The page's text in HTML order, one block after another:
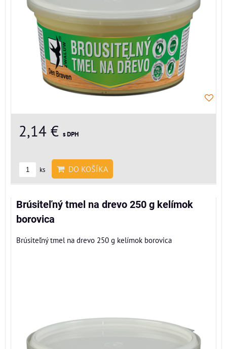
2,14 € s DPH
ks DO KOŠÍKA
Brúsiteľný tmel na drevo 250 g kelímok
borovica
Brúsiteľný tmel na drevo 250 g kelímok borovica